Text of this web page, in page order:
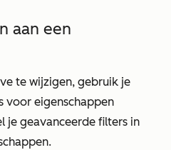
aan een
te wijzigen, gebruik je
voor eigenschappen
je geavanceerde filters in